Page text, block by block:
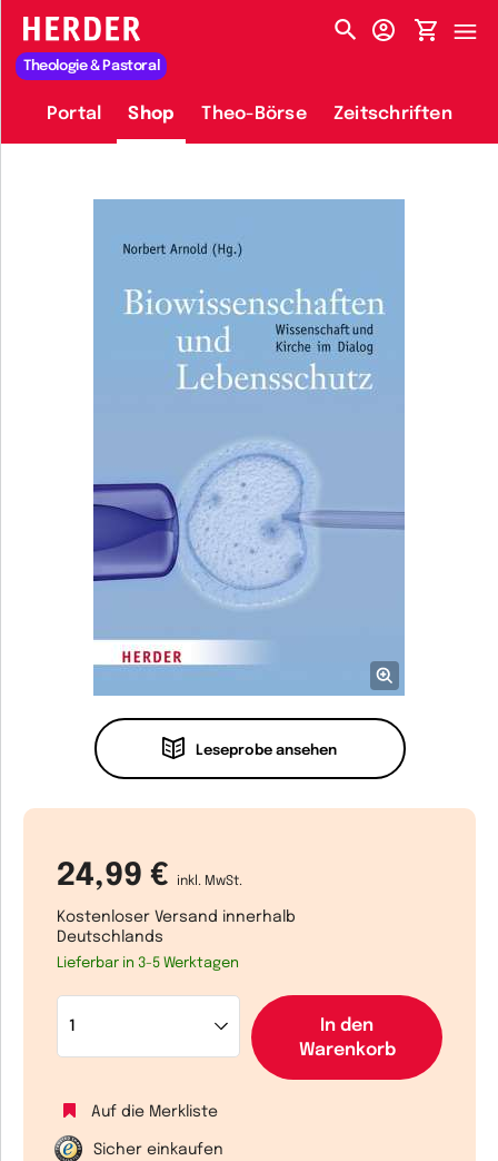
HERDER-MENÜ
Theologie & Pastoral
Portal Shop Theo-Börse Zeitschriften
Leseprobe ansehen
24,99 € inkl. MwSt.
Kostenloser Versand innerhalb
Deutschlands
Lieferbar in 3-5 Werktagen
In den
Warenkorb
Auf die Merkliste
Sicher einkaufen